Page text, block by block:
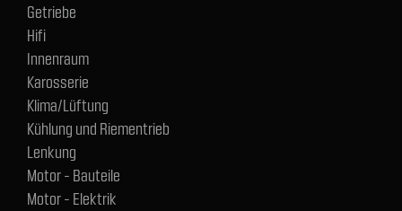
Getriebe
Hifi
Innenraum
Karosserie
Klima/Lüftung
Kühlung und Riementrieb
Lenkung
Motor - Bauteile
Motor - Elektrik